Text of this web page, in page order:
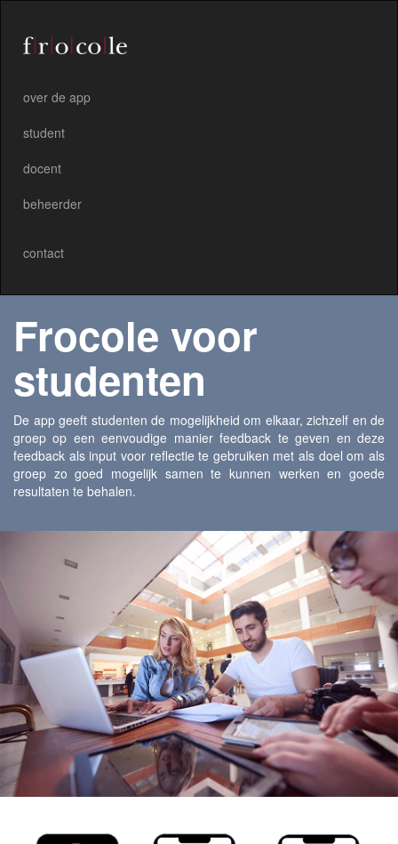
over de app
student
docent
beheerder
contact
Frocole voor
studenten
De app geeft studenten de mogelijkheid om elkaar, zichzelf en de
groep op een eenvoudige manier feedback te geven en deze
feedback als input voor reflectie te gebruiken met als doel om als
groep zo goed mogelijk samen te kunnen werken en goede
resultaten te behalen.